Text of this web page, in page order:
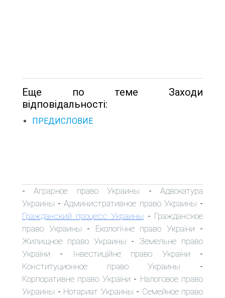
Еще по теме Заходи
відповідальності:
ПРЕДИСЛОВИЕ
-Аграрное право Украины -Адвокатура
Украины -Административное право Украины -
Гражданский процесс Украины - Гражданское
право Украины - Екологічне право України -
Жилищное право Украины - Земельне право
України - Інвестиційне право України -
Конституционное право Украины -
Корпоративне право України - Налоговое право
Украины - Нотариат Украины - Семейное право